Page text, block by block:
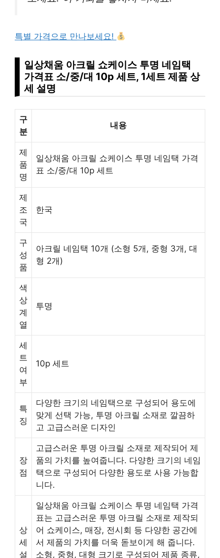
특별 가격으로 만나보세요!
일상채움 아크릴 쇼케이스 투명 네임택
가격표 소/중/대 10p 세트, 1세트 제품 상
세 설명
구
분
내용
제
품
명
일상채움 아크릴 쇼케이스 투명 네임택 가격
표 소/중/대 10p 세트
제
조
국
한국
구
성
품
아크릴 네임택 10개 (소형 5개, 중형 3개, 대
형 2개)
색
상
계
열
투명
세
트
여
부
10p 세트
특
징
다양한 크기의 네임택으로 구성되어 용도에
맞게 선택 가능, 투명 아크릴 소재로 깔끔하
고 고급스러운 디자인
장
점
고급스러운 투명 아크릴 소재로 제작되어 제
품의 가치를 높여줍니다. 다양한 크기의 네임
택으로 구성되어 다양한 용도로 사용 가능합
니다.
상
세
설
일상채움 아크릴 쇼케이스 투명 네임택 가격
표는 고급스러운 투명 아크릴 소재로 제작되
어 쇼케이스, 매장, 전시회 등 다양한 공간에
서 제품의 가치를 더욱 돋보이게 해 줍니다.
소형, 중형, 대형 크기로 구성되어 제품 종류,